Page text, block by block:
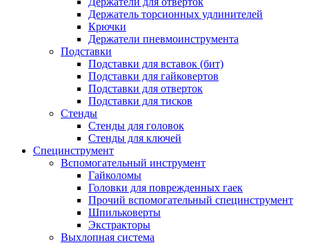
Держатель торсионных удлинителей
Крючки
Держатели пневмоинструмента
Подставки
Подставки для вставок (бит)
Подставки для гайковертов
Подставки для отверток
Подставки для тисков
Стенды
Стенды для головок
Стенды для ключей
Специнструмент
Вспомогательный инструмент
Гайколомы
Головки для поврежденных гаек
Прочий вспомогательный специнструмент
Шпильковерты
Экстракторы
Выхлопная система